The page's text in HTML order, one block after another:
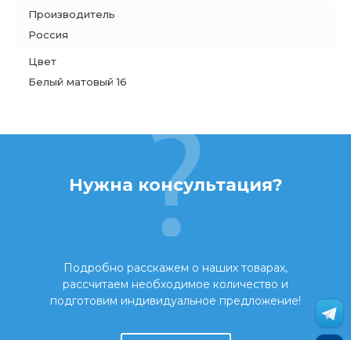
Производитель
Россия
Цвет
Белый матовый 16
Нужна консультация?
Подробно расскажем о наших товарах,
рассчитаем необходимое количество и
подготовим индивидуальное предложение!